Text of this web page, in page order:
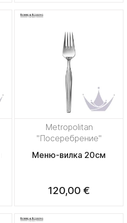
Metropolitan
"Посеребрение"
Меню-вилка 20см
120,00 €